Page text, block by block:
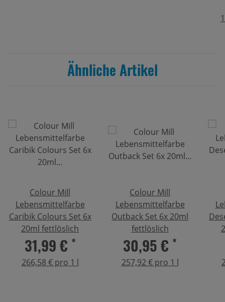
Ähnliche Artikel
Colour Mill
Lebensmittelfarbe
Caribik Colours Set 6x
20ml fettlöslich
31,99 € *
266,58 € pro 1 l
Colour Mill
Lebensmittelfarbe
Outback Set 6x 20ml
fettlöslich
30,95 € *
257,92 € pro 1 l